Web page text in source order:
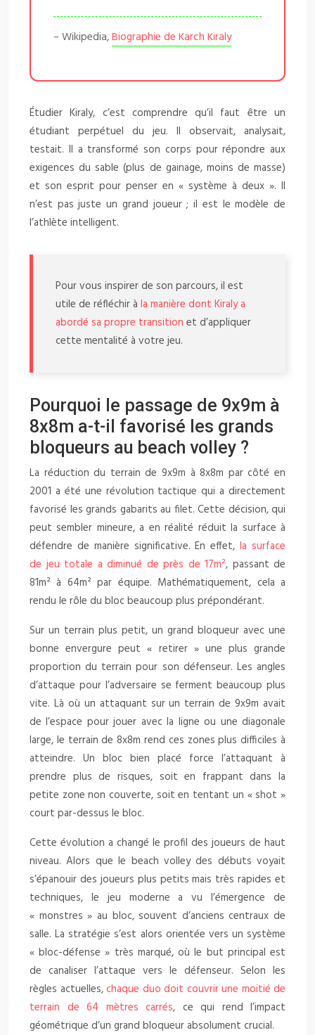
– Wikipedia,Biographie de Karch Kiraly
Étudier Kiraly, c’est comprendre qu’il faut être un
étudiant perpétuel du jeu. Il observait, analysait,
testait. Il a transformé son corps pour répondre aux
exigences du sable (plus de gainage, moins de masse)
et son esprit pour penser en « système à deux ». Il
n’est pas juste un grand joueur ; il est le modèle de
l’athlète intelligent.
Pour vous inspirer de son parcours, il est
utile de réfléchir à la manière dont Kiraly a
abordé sa propre transition et d’appliquer
cette mentalité à votre jeu.
Pourquoi le passage de 9x9m à
8x8m a-t-il favorisé les grands
bloqueurs au beach volley ?
La réduction du terrain de 9x9m à 8x8m par côté en
2001 a été une révolution tactique qui a directement
favorisé les grands gabarits au filet. Cette décision, qui
peut sembler mineure, a en réalité réduit la surface à
défendre de manière significative. En effet,la surface
de jeu totale a diminué de près de 17m², passant de
81m² à 64m² par équipe. Mathématiquement, cela a
rendu le rôle du bloc beaucoup plus prépondérant.
Sur un terrain plus petit, un grand bloqueur avec une
bonne envergure peut « retirer » une plus grande
proportion du terrain pour son défenseur. Les angles
d’attaque pour l’adversaire se ferment beaucoup plus
vite. Là où un attaquant sur un terrain de 9x9m avait
de l’espace pour jouer avec la ligne ou une diagonale
large, le terrain de 8x8m rend ces zones plus difficiles à
atteindre. Un bloc bien placé force l’attaquant à
prendre plus de risques, soit en frappant dans la
petite zone non couverte, soit en tentant un « shot »
court par-dessus le bloc.
Cette évolution a changé le profil des joueurs de haut
niveau. Alors que le beach volley des débuts voyait
s’épanouir des joueurs plus petits mais très rapides et
techniques, le jeu moderne a vu l’émergence de
« monstres » au bloc, souvent d’anciens centraux de
salle. La stratégie s’est alors orientée vers un système
« bloc-défense » très marqué, où le but principal est
de canaliser l’attaque vers le défenseur. Selon les
règles actuelles,chaque duo doit couvrir une moitié de
terrain de 64 mètres carrés, ce qui rend l’impact
géométrique d’un grand bloqueur absolument crucial.